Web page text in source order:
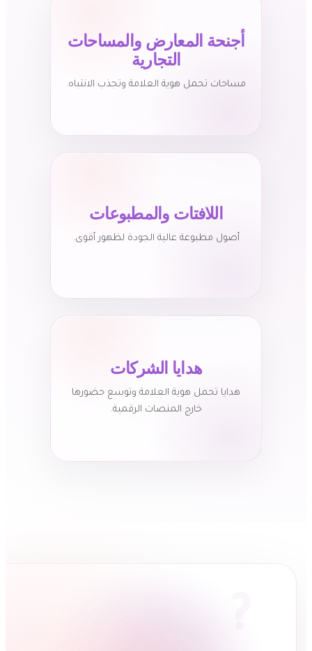
أجنحة المعارض والمساحات
التجارية
مساحات تحمل هوية العلامة وتجذب الانتباه.
اللافتات والمطبوعات
أصول مطبوعة عالية الجودة لظهور أقوى.
هدايا الشركات
هدايا تحمل هوية العلامة وتوسع حضورها
خارج المنصات الرقمية.